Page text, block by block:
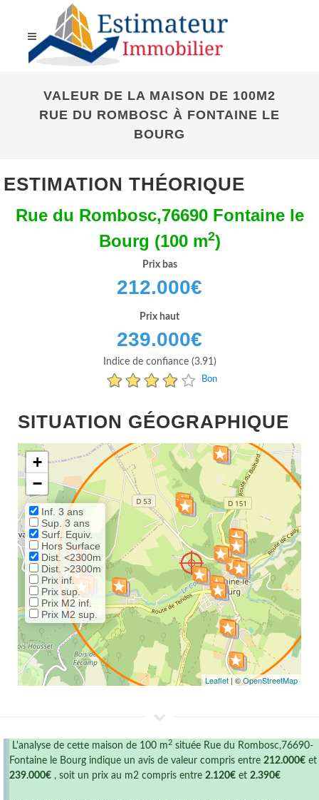
VALEUR DE LA MAISON DE 100M2
RUE DU ROMBOSC À FONTAINE LE
BOURG
ESTIMATION THÉORIQUE
Rue du Rombosc,76690 Fontaine le
Bourg (100 m2)
Prix bas
212.000€
Prix haut
239.000€
Indice de confiance (3.91)
Bon
SITUATION GÉOGRAPHIQUE
+
−
Inf. 3 ans
Sup. 3 ans
Surf. Equiv.
Hors Surface
Dist. <2300m
Dist. >2300m
Prix inf.
Prix sup.
Prix M2 inf.
Prix M2 sup.
Leaflet | ©OpenStreetMap
L'analyse de cette maison de 100 m 2 située Rue du Rombosc,76690-
Fontaine le Bourg indique un avis de valeur compris entre 212.000€ et
239.000€ , soit un prix au m2 compris entre 2.120€ et 2.390€